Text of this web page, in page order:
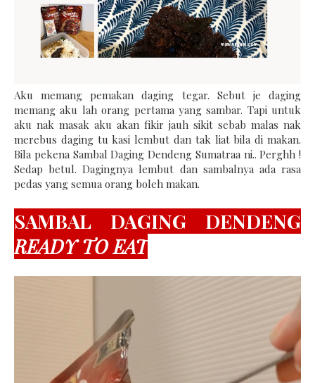
Aku memang pemakan daging tegar. Sebut je daging
memang aku lah orang pertama yang sambar. Tapi untuk
aku nak masak aku akan fikir jauh sikit sebab malas nak
merebus daging tu kasi lembut dan tak liat bila di makan.
Bila pekena Sambal Daging Dendeng Sumatraa ni.. Perghh !
Sedap betul. Dagingnya lembut dan sambalnya ada rasa
pedas yang semua orang boleh makan.
SAMBAL DAGING DENDENG
READY TO EAT